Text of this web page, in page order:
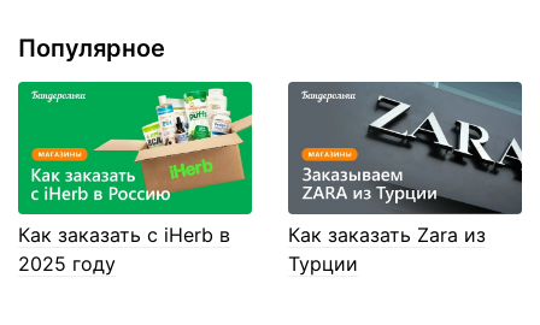
Популярное
Как заказать с iHerb в
2025 году
Как заказать Zara из
Турции